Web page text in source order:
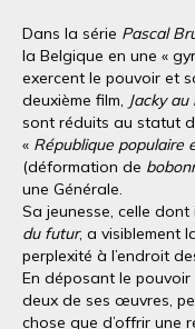
Dans la série Pascal
la Belgique en une «
exercent le pouvoir et
deuxième film, Jacky
sont réduits au statut
« République populaire
(déformation de
une Générale.
Sa jeunesse, celle
du futur, a visiblement
perplexité à l’endroit
En déposant le
deux de ses œuvres,
chose que d’offrir une